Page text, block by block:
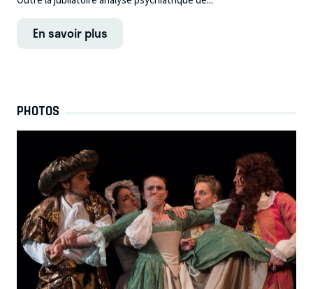
En savoir plus
PHOTOS